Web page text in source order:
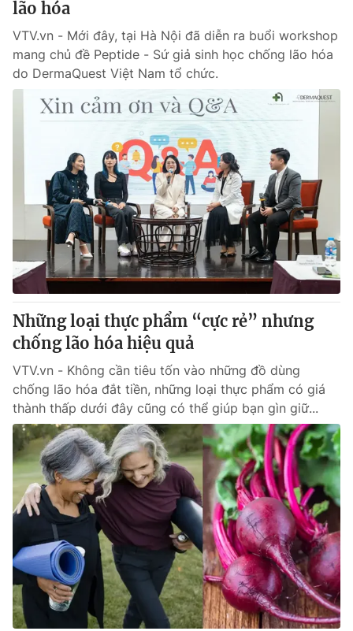
Phó Tổng Biên tập:
Nguyễn Trọng Ninh
Tổng đài VTV:024.38 355 931 - 024.38 355 932
Ðiện thoại Thời báo VTV:024.66 897 897
Email:
toasoan@vtv.vn
Liên hệ quảng cáo:024-7300.7108
® Cấm sao chép dưới mọi hình thức nếu không có sự chấp
thuận bằng văn bản. Ghi rõ nguồn VTV.vn khi phát hành lại
thông tin từ website này.
lão hóa
VTV.vn - Mới đây, tại Hà Nội đã diễn ra buổi workshop
mang chủ đề Peptide - Sứ giả sinh học chống lão hóa
do DermaQuest Việt Nam tổ chức.
Những loại thực phẩm “cực rẻ” nhưng
chống lão hóa hiệu quả
VTV.vn - Không cần tiêu tốn vào những đồ dùng
chống lão hóa đắt tiền, những loại thực phẩm có giá
thành thấp dưới đây cũng có thể giúp bạn gìn giữ...